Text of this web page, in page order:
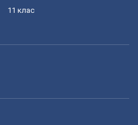
11 клас